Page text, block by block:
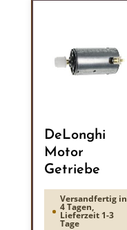
DeLonghi
Motor
Getriebe
Versandfertig in
4 Tagen,
Lieferzeit 1-3
Tage